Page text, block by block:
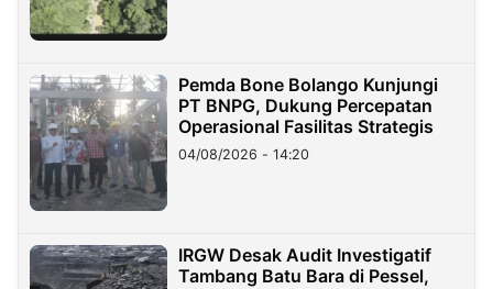
Pemda Bone Bolango Kunjungi
PT BNPG, Dukung Percepatan
Operasional Fasilitas Strategis
04/08/2026 - 14:20
IRGW Desak Audit Investigatif
Tambang Batu Bara di Pessel,